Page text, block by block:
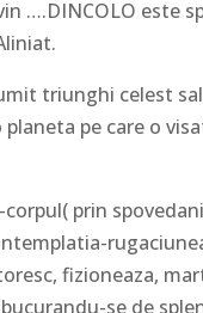
….DINCOLO este
triunghi celest
pe care o
prin
fizioneaza,
se de